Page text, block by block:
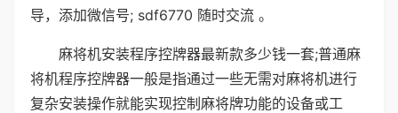
导，添加微信号; sdf6770 随时交流 。
麻将机安装程序控牌器最新款多少钱一套;普通麻
将机程序控牌器一般是指通过一些无需对麻将机进行
复杂安装操作就能实现控制麻将牌功能的设备或工